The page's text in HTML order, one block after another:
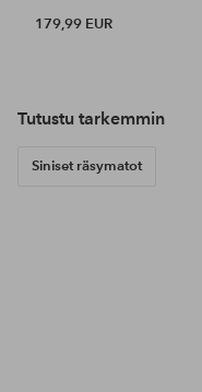
179,99 EUR
Tutustu tarkemmin
Siniset räsymatot